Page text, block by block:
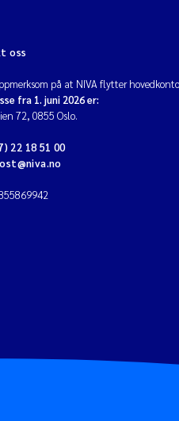
oss
på at NIVA flytter
fra 1. juni 2026 er:
72, 0855 Oslo.
22 18 51 00